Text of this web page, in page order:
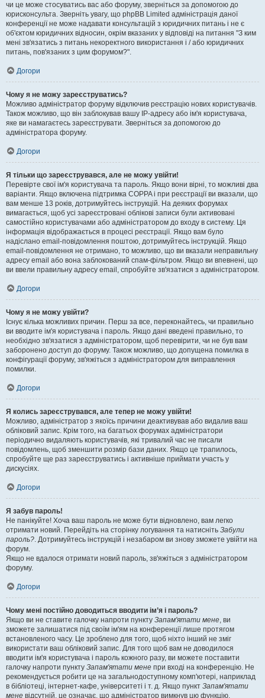
чи це може стосуватись вас або форуму, зверніться за допомогою до
юрисконсульта. Зверніть увагу, що phpBB Limited адміністрація даної
конференції не може надавати консультацій з юридичних питань і не є
об'єктом юридичних відносин, окрім вказаних у відповіді на питання "З ким
мені зв'язатись з питань некоректного використання і / або юридичних
питань, пов'язаних з цим форумом?".
Догори
Чому я не можу зареєструватись?
Можливо адміністратор форуму відключив реєстрацію нових користувачів.
Також можливо, що він заблокував вашу IP-адресу або ім'я користувача,
яке ви намагаєтесь зареєструвати. Зверніться за допомогою до
адміністратора форуму.
Догори
Я тільки що зареєструвався, але не можу увійти!
Перевірте свої ім'я користувача та пароль. Якщо вони вірні, то можливі два
варіанти. Якщо включена підтримка COPPA і при реєстрації ви вказали, що
вам менше 13 років, дотримуйтесь інструкцій. На деяких форумах
вимагається, щоб усі зареєстровані облікові записи були активовані
самостійно користувачами або адміністратором до входу в систему. Ця
інформація відображається в процесі реєстрації. Якщо вам було
надіслано email-повідомлення поштою, дотримуйтесь інструкцій. Якщо
email-повідомлення не отримано, то можливо, що ви вказали неправильну
адресу email або вона заблокований спам-фільтром. Якщо ви впевнені, що
ви ввели правильну адресу email, спробуйте зв'язатися з адміністратором.
Догори
Чому я не можу увійти?
Існує кілька можливих причин. Перш за все, переконайтесь, чи правильно
ви вводите ім'я користувача і пароль. Якщо дані введені правильно, то
необхідно зв'язатися з адміністратором, щоб перевірити, чи не був вам
заборонено доступ до форуму. Також можливо, що допущена помилка в
конфігурації форуму, зв'яжіться з адміністратором для виправлення
помилки.
Догори
Я колись зареєструвався, але тепер не можу увійти!
Можливо, адміністратор з якоїсь причини деактивував або видалив ваш
обліковий запис. Крім того, на багатьох форумах адміністратори
періодично видаляють користувачів, які тривалий час не писали
повідомлень, щоб зменшити розмір бази даних. Якщо це трапилось,
спробуйте ще раз зареєструватись і активніше приймати участь у
дискусіях.
Догори
Я забув пароль!
Не панікуйте! Хоча ваш пароль не може бути відновлено, вам легко
отримати новий. Перейдіть на сторінку логування та натисніть Забули
пароль?. Дотримуйтесь інструкцій і незабаром ви знову зможете увійти на
форум.
Якщо не вдалося отримати новий пароль, зв'яжіться з адміністратором
форуму.
Догори
Чому мені постійно доводиться вводити ім’я і пароль?
Якщо ви не ставите галочку напроти пункту Запам'ятати мене, ви
зможете залишатися під своїм ім'ям на конференції лише протягом
встановленого часу. Це зроблено для того, щоб ніхто інший не зміг
використати ваш обліковий запис. Для того щоб вам не доводилося
вводити ім'я користувача і пароль кожного разу, ви можете поставити
галочку напроти пункту Запам'ятати мене при вході на конференцію. Не
рекомендується робити це на загальнодоступному комп'ютері, наприклад
в бібліотеці, інтернет-кафе, університеті і т. д. Якщо пункт Запам'ятати
мене відсутній, це означає, що адміністратор вимкнув цю функцію.